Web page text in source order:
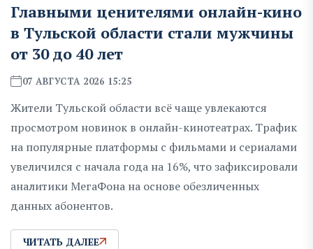
Главными ценителями онлайн-кино
в Тульской области стали мужчины
от 30 до 40 лет
07 АВГУСТА 2026 15:25
Жители Тульской области всё чаще увлекаются
просмотром новинок в онлайн-кинотеатрах. Трафик
на популярные платформы с фильмами и сериалами
увеличился с начала года на 16%, что зафиксировали
аналитики МегаФона на основе обезличенных
данных абонентов.
ЧИТАТЬ ДАЛЕЕ